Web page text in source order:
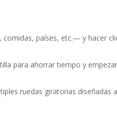
países, etc.— y hacer
para ahorrar tiempo y
ruedas giratorias diseñadas